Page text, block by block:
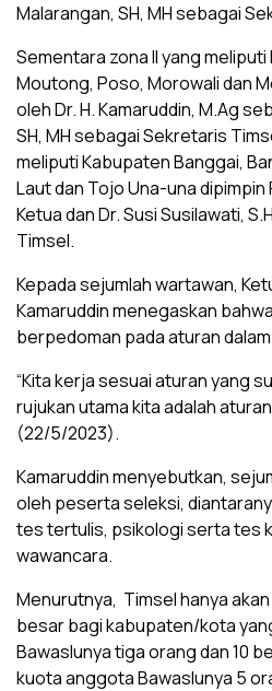
Malarangan, SH, MH sebagai
Sementara zona II yang
Moutong, Poso, Morowali dan
oleh Dr. H. Kamaruddin, M.Ag
SH, MH sebagai Sekretaris
meliputi Kabupaten Banggai,
Laut dan Tojo Una-una dipimpin
Ketua dan Dr. Susi Susilawati,
Timsel.
Kepada sejumlah wartawan,
Kamaruddin menegaskan
berpedoman pada aturan
“Kita kerja sesuai aturan yang
rujukan utama kita adalah
(22/5/2023).
Kamaruddin menyebutkan,
oleh peserta seleksi,
tes tertulis, psikologi serta tes
wawancara.
Menurutnya, Timsel hanya
besar bagi kabupaten/kota
Bawaslunya tiga orang dan 10
kuota anggota Bawaslunya 5